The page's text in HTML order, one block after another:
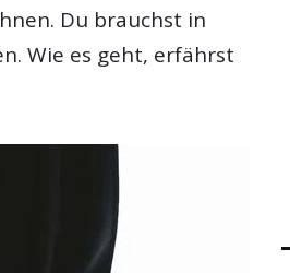
Du brauchst in
Wie es geht, erfährst